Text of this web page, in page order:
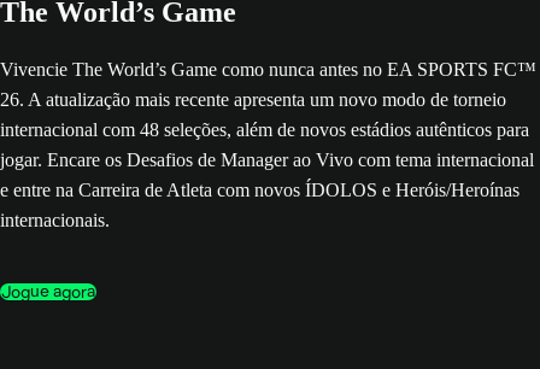
The World’s Game
Vivencie The World’s Game como nunca antes no EA SPORTS FC™
26. A atualização mais recente apresenta um novo modo de torneio
internacional com 48 seleções, além de novos estádios autênticos para
jogar. Encare os Desafios de Manager ao Vivo com tema internacional
e entre na Carreira de Atleta com novos ÍDOLOS e Heróis/Heroínas
internacionais.
Jogue agora